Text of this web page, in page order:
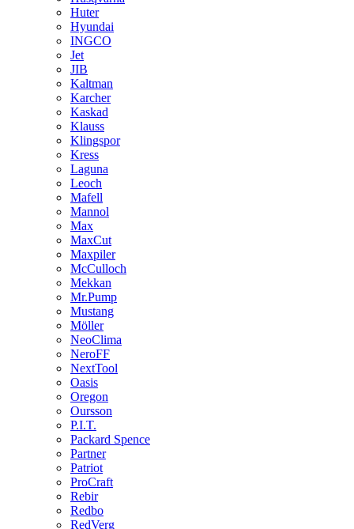
Huter
Hyundai
INGCO
Jet
JIB
Kaltman
Karcher
Kaskad
Klauss
Klingspor
Kress
Laguna
Leoch
Mafell
Mannol
Max
MaxCut
Maxpiler
McCulloch
Mekkan
Mr.Pump
Mustang
Möller
NeoClima
NeroFF
NextTool
Oasis
Oregon
Oursson
P.I.T.
Packard Spence
Partner
Patriot
ProCraft
Rebir
Redbo
RedVerg